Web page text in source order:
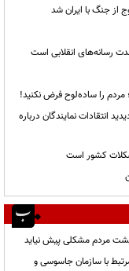
از جنگ با ایران شد
رسانه‌های انقلابی است
را ساده‌لوح فرض نکنید!
انتقادات نمایندگان درباره
کشور است
مردم مشکلی پیش نیاید
۲۱ نفر از مزدوران مرتبط با سازمان جاسوسی و